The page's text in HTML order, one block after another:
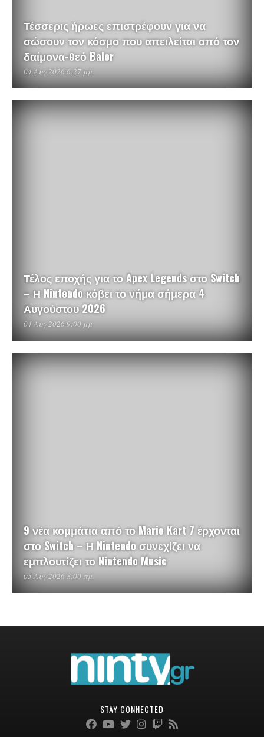
Τέσσερις ήρωες επιστρέφουν για να
σώσουν τον κόσμο που απειλείται από τον
δαίμονα-θεό Balor
04 Αυγ 2026 6:27 μμ
Τέλος εποχής για το Apex Legends στο Switch
– Η Nintendo κόβει το νήμα σήμερα 4
Αυγούστου 2026
04 Αυγ 2026 9:00 μμ
9 νέα κομμάτια από το Mario Kart 7 έρχονται
στο Switch – Η Nintendo συνεχίζει να
εμπλουτίζει το Nintendo Music
05 Αυγ 2026 8:00 πμ
STAY CONNECTED